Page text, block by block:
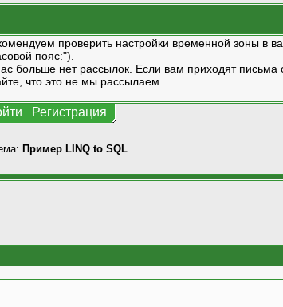
проверить настройки временной зоны
пояс:").
больше нет рассылок. Если вам приходят
что это не мы рассылаем.
Регистрация
Пример LINQ to SQL